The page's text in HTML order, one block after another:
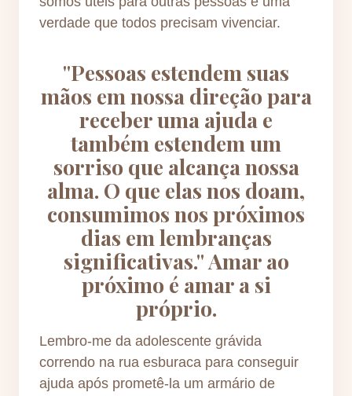
verdade que todos precisam vivenciar.
"Pessoas estendem suas
mãos em nossa direção para
receber uma ajuda e
também estendem um
sorriso que alcança nossa
alma. O que elas nos doam,
consumimos nos próximos
dias em lembranças
significativas." Amar ao
próximo é amar a si
próprio.
Lembro-me da adolescente grávida
correndo na rua esburaca para conseguir
ajuda após prometê-la um armário de